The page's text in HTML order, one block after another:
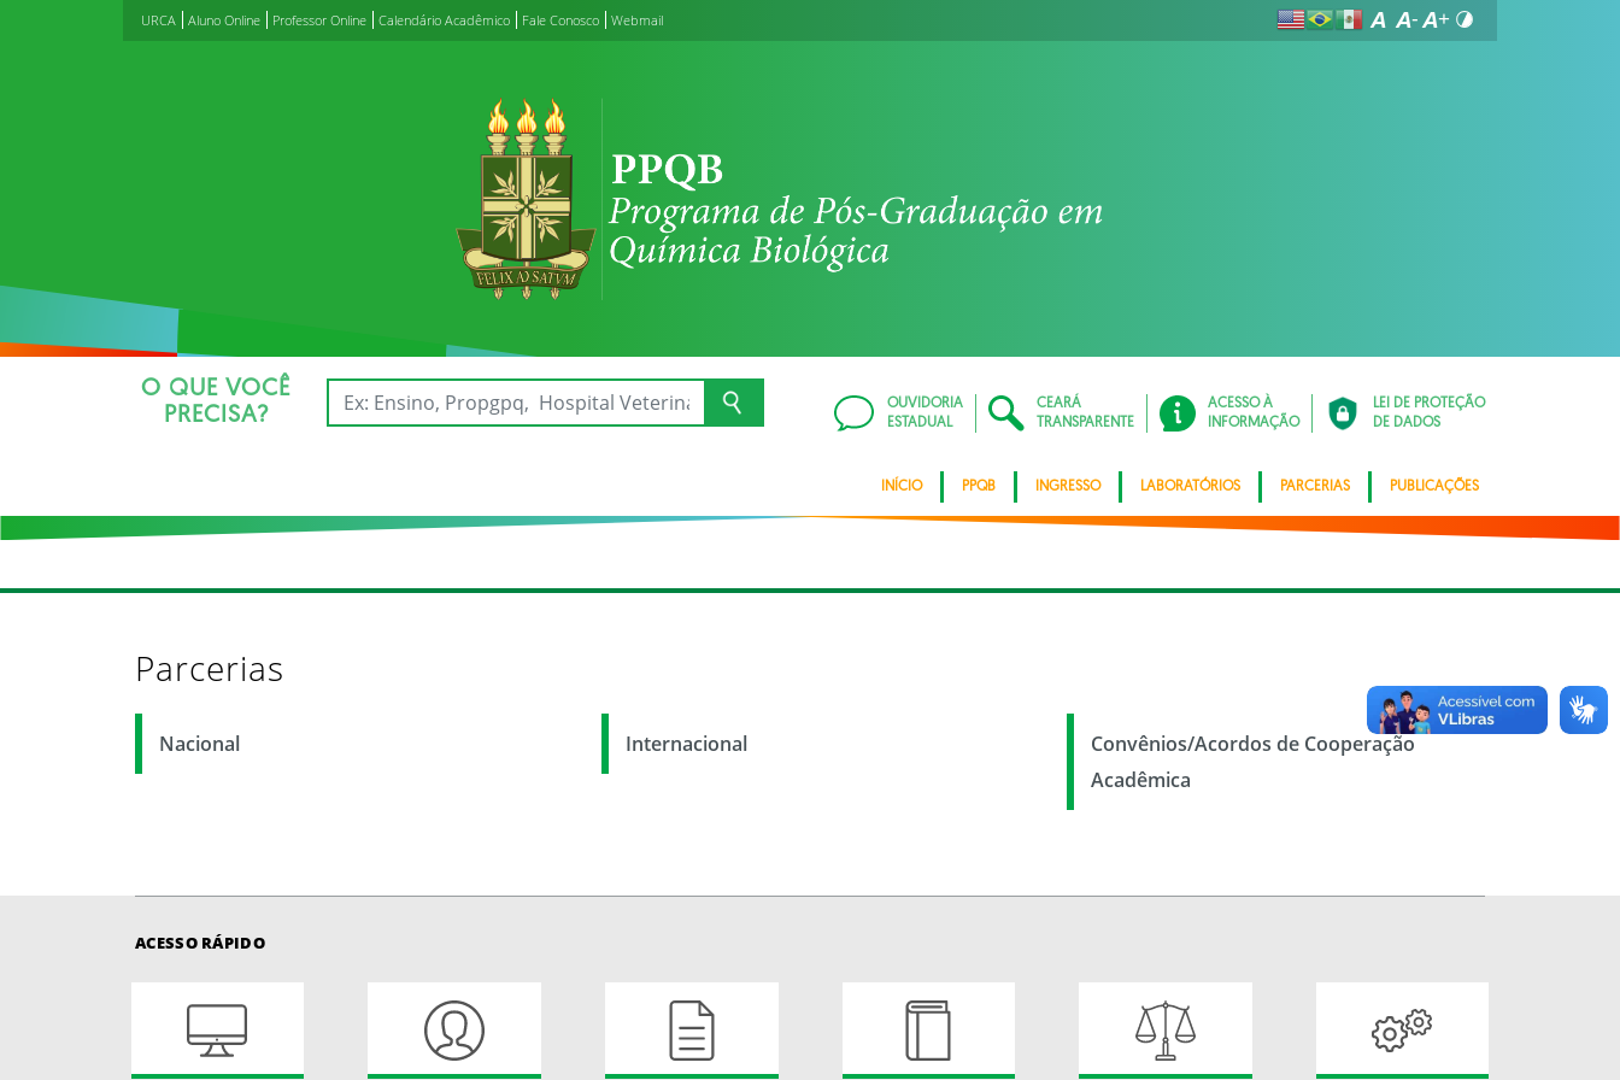
URCA Aluno Online Professor Online Calendário Acadêmico Fale Conosco Webmail
O QUE VOCÊ
PRECISA?
OUVIDORIA
ESTADUAL
CEARÁ
TRANSPARENTE
ACESSO À
INFORMAÇÃO
LEI DE PROTEÇÃO
DE DADOS
INÍCIO PPQB INGRESSO LABORATÓRIOS PARCERIAS PUBLICAÇÕES
Parcerias
Nacional Internacional
Convênios/Acordos de Cooperação
Acadêmica
ACESSO RÁPIDO